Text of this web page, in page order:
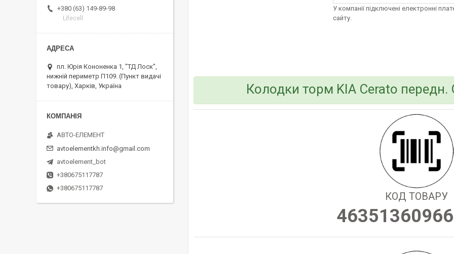
У компанії підключені електронні
сайту.
Колодки торм KIA Cerato передн.
КОД ТОВАРУ
+380 (63) 149-89-98
Lifecell
пл. Юрія Кононенка 1, "ТД Лоск",
нижній периметр П109. (Пункт видачі
товару), Харків, Україна
АВТО-ЕЛЕМЕНТ
avtoelementkh.info@gmail.com
avtoelement_bot
+380675117787
+380675117787